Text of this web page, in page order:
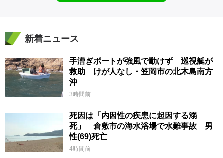
新着ニュース
手漕ぎボートが強風で動けず 巡視艇が
救助 けが人なし・笠岡市の北木島南方
沖
3時間前
死因は「内因性の疾患に起因する溺
死」 倉敷市の海水浴場で水難事故 男
性(69)死亡
4時間前